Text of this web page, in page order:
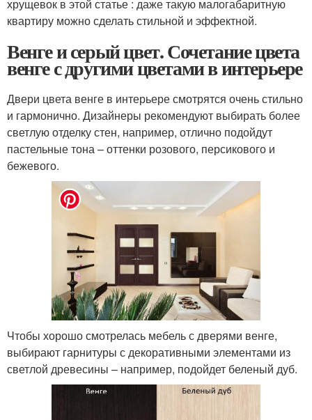
хрущевок в этой статье : даже такую малогабаритную
квартиру можно сделать стильной и эффектной.
Венге и серый цвет. Сочетание цвета
венге с другими цветами в интерьере
Двери цвета венге в интерьере смотрятся очень стильно
и гармонично. Дизайнеры рекомендуют выбирать более
светлую отделку стен, например, отлично подойдут
пастельные тона – оттенки розового, персикового и
бежевого.
Чтобы хорошо смотрелась мебель с дверями венге,
выбирают гарнитуры с декоративными элементами из
светлой древесины – например, подойдет беленый дуб.